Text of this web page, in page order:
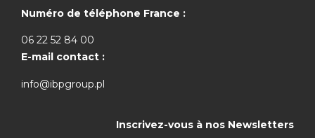
Numéro de téléphone France :
06 22 52 84 00
E-mail contact :
info@ibpgroup.pl
Inscrivez-vous à nos Newsletters